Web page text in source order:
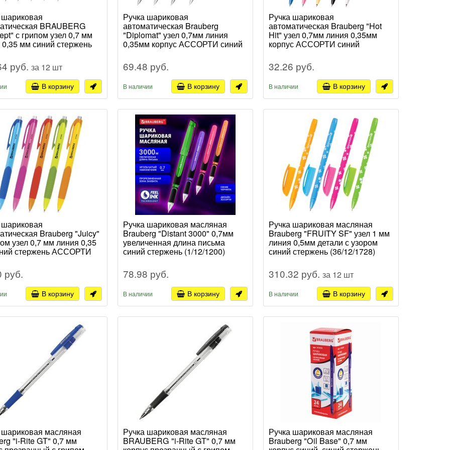
BRAUBERG
с грипом узел 0,7 мм
мм синий стержень
руб. за 12 шт
В корзину
Ручка шариковая
автоматическая Brauberg
"Diplomat" узел 0,7мм линия
0,35мм корпус АССОРТИ синий
69.48 руб.
В наличии В корзину
Ручка шариковая
автоматическая Brauberg "Hot
Hit" узел 0,7мм линия 0,35мм
корпус АССОРТИ синий
32.26 руб.
В наличии В корзину
Brauberg "Juicy"
узел 0,7 мм линия 0,35
стержень АССОРТИ
руб.
В корзину
Ручка шариковая масляная
Brauberg "Distant 3000" 0,7мм
увеличенная длина письма
синий стержень (1/12/1200)
78.98 руб.
В наличии В корзину
Ручка шариковая масляная
Brauberg "FRUITY SF" узел 1 мм
линия 0,5мм детали с узором
синий стержень (36/12/1728)
310.32 руб. за 12 шт
В наличии В корзину
масляная
"i-Rite GT" 0,7 мм
Ручка шариковая масляная
BRAUBERG "i-Rite GT" 0,7 мм
Ручка шариковая масляная
Brauberg "Oil Base" 0,7 мм